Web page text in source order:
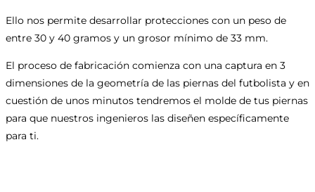
Ello nos permite desarrollar protecciones con un peso de
entre 30 y 40 gramos y un grosor mínimo de 33 mm.
El proceso de fabricación comienza con una captura en 3
dimensiones de la geometría de las piernas del futbolista y en
cuestión de unos minutos tendremos el molde de tus piernas
para que nuestros ingenieros las diseñen específicamente
para ti.